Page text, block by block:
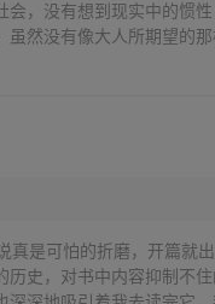
会，没有想到现实中的惯
虽然没有像大人所期望的
真是可怕的折磨，开篇就
历史，对书中内容抑制不